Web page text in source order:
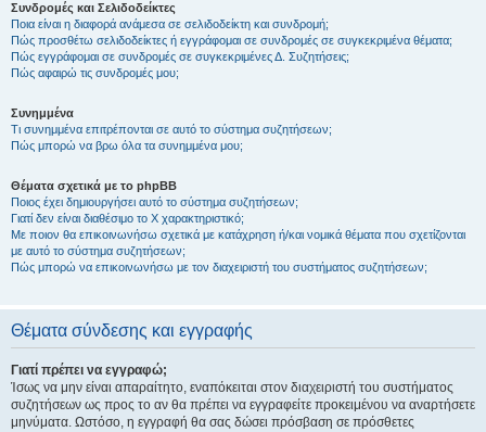
Συνδρομές και Σελιδοδείκτες
Ποια είναι η διαφορά ανάμεσα σε σελιδοδείκτη και συνδρομή;
Πώς προσθέτω σελιδοδείκτες ή εγγράφομαι σε συνδρομές σε συγκεκριμένα θέματα;
Πώς εγγράφομαι σε συνδρομές σε συγκεκριμένες Δ. Συζητήσεις;
Πώς αφαιρώ τις συνδρομές μου;
Συνημμένα
Τι συνημμένα επιτρέπονται σε αυτό το σύστημα συζητήσεων;
Πώς μπορώ να βρω όλα τα συνημμένα μου;
Θέματα σχετικά με το phpBB
Ποιος έχει δημιουργήσει αυτό το σύστημα συζητήσεων;
Γιατί δεν είναι διαθέσιμο το Χ χαρακτηριστικό;
Με ποιον θα επικοινωνήσω σχετικά με κατάχρηση ή/και νομικά θέματα που σχετίζονται
με αυτό το σύστημα συζητήσεων;
Πώς μπορώ να επικοινωνήσω με τον διαχειριστή του συστήματος συζητήσεων;
Θέματα σύνδεσης και εγγραφής
Γιατί πρέπει να εγγραφώ;
Ίσως να μην είναι απαραίτητο, εναπόκειται στον διαχειριστή του συστήματος
συζητήσεων ως προς το αν θα πρέπει να εγγραφείτε προκειμένου να αναρτήσετε
μηνύματα. Ωστόσο, η εγγραφή θα σας δώσει πρόσβαση σε πρόσθετες